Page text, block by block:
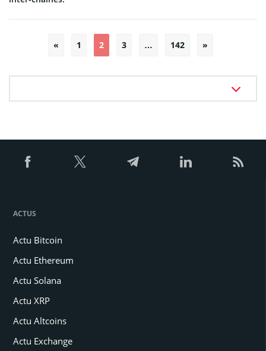
« 1 2 3 … 142 »
ACTUS
Actu Bitcoin
Actu Ethereum
Actu Solana
Actu XRP
Actu Altcoins
Actu Exchange